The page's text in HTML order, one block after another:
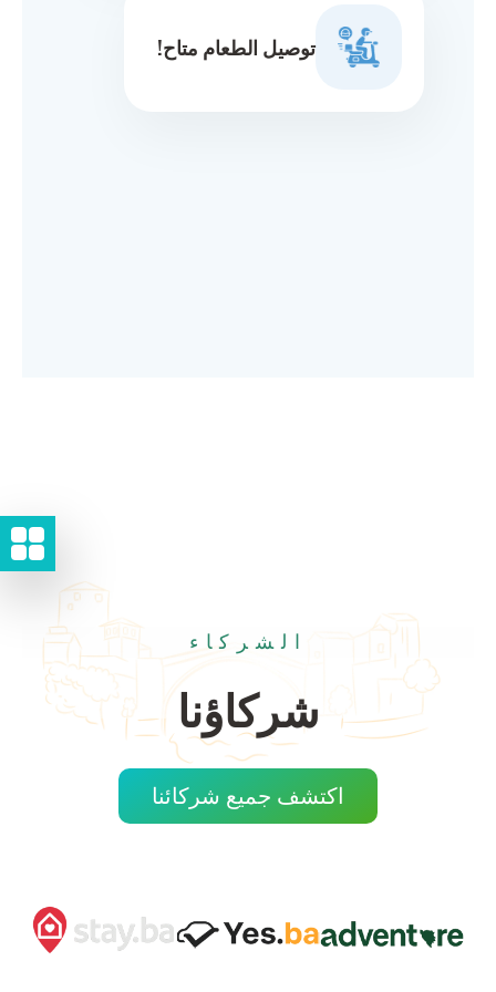
توصيل الطعام متاح!
الشركاء
شركاؤنا
اكتشف جميع شركائنا